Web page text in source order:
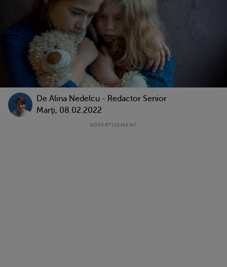
De Alina Nedelcu - Redactor Senior
Marţi, 08.02.2022